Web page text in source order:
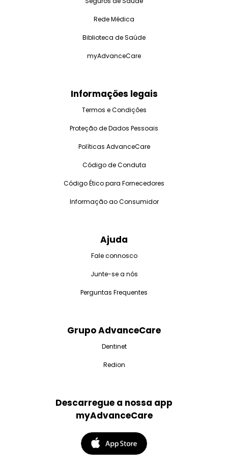
Rede Médica
Biblioteca de Saúde
myAdvanceCare
Informações legais
Termos e Condições
Proteção de Dados Pessoais
Políticas AdvanceCare
Código de Conduta
Código Ético para Fornecedores
Informação ao Consumidor
Ajuda
Fale connosco
Junte-se a nós
Perguntas Frequentes
Grupo AdvanceCare
Dentinet
Redion
Descarregue a nossa app
myAdvanceCare